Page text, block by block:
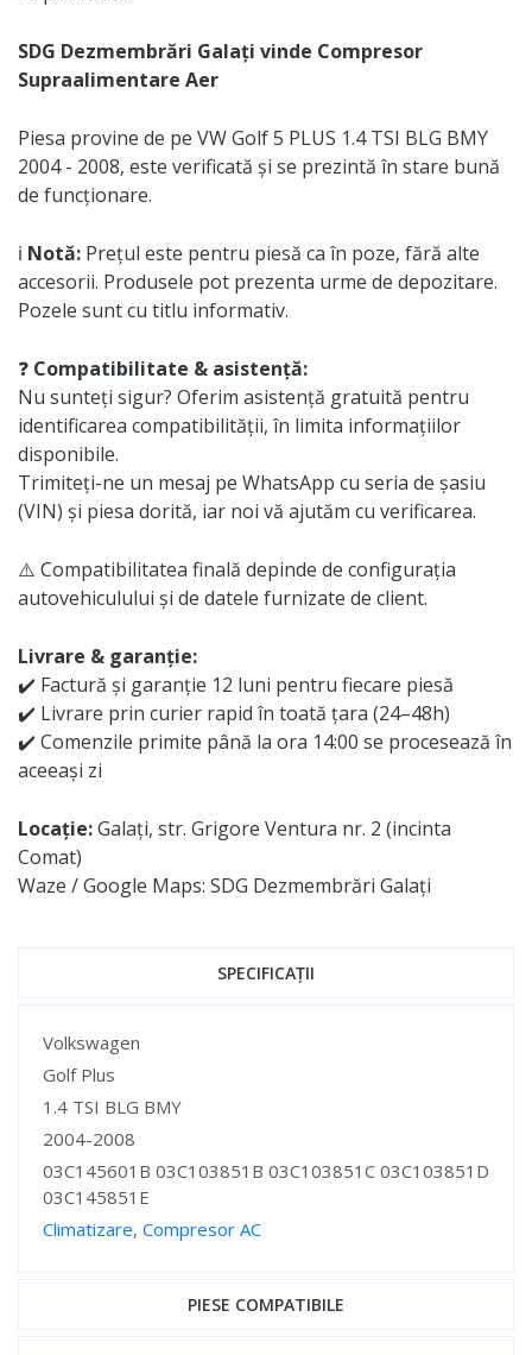
SDG Dezmembrări Galați vinde Compresor
Supraalimentare Aer
Piesa provine de pe VW Golf 5 PLUS 1.4 TSI BLG BMY
2004 - 2008, este verificată și se prezintă în stare bună
de funcționare.
ℹ️ Notă: Prețul este pentru piesă ca în poze, fără alte
accesorii. Produsele pot prezenta urme de depozitare.
Pozele sunt cu titlu informativ.
❓ Compatibilitate & asistență:
Nu sunteți sigur? Oferim asistență gratuită pentru
identificarea compatibilității, în limita informațiilor
disponibile.
Trimiteți-ne un mesaj pe WhatsApp cu seria de șasiu
(VIN) și piesa dorită, iar noi vă ajutăm cu verificarea.
⚠️ Compatibilitatea finală depinde de configurația
autovehiculului și de datele furnizate de client.
Livrare & garanție:
✔️ Factură și garanție 12 luni pentru fiecare piesă
✔️ Livrare prin curier rapid în toată țara (24–48h)
✔️ Comenzile primite până la ora 14:00 se procesează în
aceeași zi
Locație:Galați, str. Grigore Ventura nr. 2 (incinta
Comat)
Waze / Google Maps: SDG Dezmembrări Galați
SPECIFICAȚII
Specificații
Volkswagen
Golf Plus
1.4 TSI BLG BMY
2004-2008
03C145601B 03C103851B 03C103851C 03C103851D
03C145851E
Climatizare, Compresor AC
PIESE COMPATIBILE